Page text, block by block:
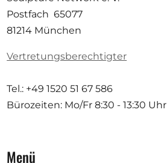
Postfach 65077
81214 München
Vertretungsberechtigter
Tel.: +49 1520 51 67 586
Bürozeiten: Mo/Fr 8:30 - 13:30 Uhr
Menü